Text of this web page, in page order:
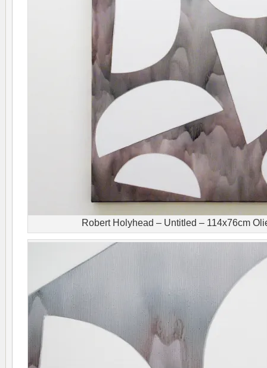
Robert Holyhead – Untitled – 114x76cm